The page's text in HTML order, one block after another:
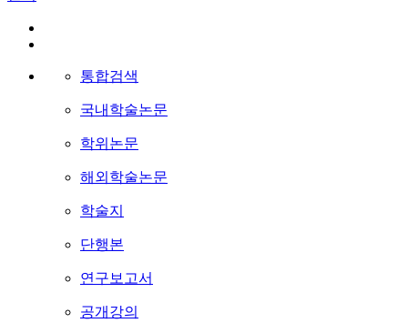
통합검색
국내학술논문
학위논문
해외학술논문
학술지
단행본
연구보고서
공개강의